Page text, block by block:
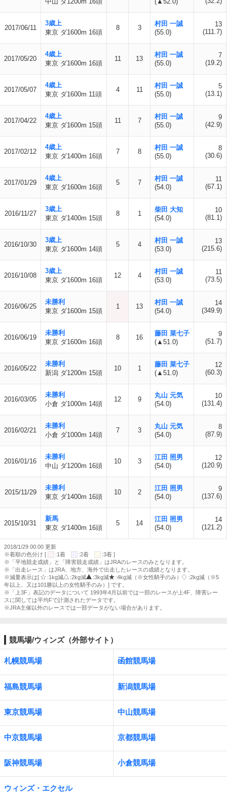
2017/06/11
3歳上
東京 ダ1600m 16頭
8 3
村田 一誠
(55.0)
13
(111.7)
2017/05/20
4歳上
東京 ダ1600m 16頭
11 13
村田 一誠
(55.0)
7
(19.2)
2017/05/07
4歳上
東京 ダ1600m 11頭
4 11
村田 一誠
(55.0)
5
(13.1)
2017/04/22
4歳上
東京 ダ1600m 15頭
11 7
村田 一誠
(55.0)
9
(42.9)
2017/02/12
4歳上
東京 ダ1400m 16頭
7 8
村田 一誠
(55.0)
8
(30.6)
2017/01/29
4歳上
東京 ダ1600m 16頭
5 7
村田 一誠
(54.0)
11
(67.1)
2016/11/27
3歳上
東京 ダ1400m 15頭
8 1
柴田 大知
(54.0)
10
(81.1)
2016/10/30
3歳上
東京 ダ1600m 14頭
5 4
村田 一誠
(53.0)
13
(215.6)
2016/10/08
3歳上
東京 ダ1600m 16頭
12 4
村田 一誠
(53.0)
11
(73.5)
2016/06/25
未勝利
東京 ダ1600m 15頭
1 13
村田 一誠
(54.0)
14
(349.9)
2016/06/19
未勝利
東京 ダ1600m 16頭
8 16
藤田 菜七子
(▲51.0)
9
(51.7)
2016/05/22
未勝利
新潟 ダ1200m 15頭
10 1
藤田 菜七子
(▲51.0)
12
(60.3)
2016/03/05
未勝利
小倉 ダ1000m 14頭
12 9
丸山 元気
(54.0)
10
(131.4)
2016/02/21
未勝利
小倉 ダ1000m 14頭
7 3
丸山 元気
(54.0)
8
(87.9)
2016/01/16
未勝利
中山 ダ1200m 16頭
10 3
江田 照男
(54.0)
12
(120.9)
2015/11/29
未勝利
東京 ダ1400m 16頭
10 2
江田 照男
(54.0)
9
(137.6)
2015/10/31
新馬
東京 ダ1400m 16頭
5 14
江田 照男
(54.0)
14
(121.2)
2018/1/29 00:00 更新
※着順の色分け [
:1着 :2着
:3着 ]
※「平地競走成績」と「障害競走成績」はJRAのレースのみとなります。
※「出走レース」はJRA、地方、海外で出走したレースの成績となります。
※減量表示は[
:1kg減 :2kg減 :3kg減 :4kg減（※女性騎手のみ）
:2kg減（※5
年以上、又は101勝以上の女性騎手のみ）] です。
※「上3F」表記のデータについて 1993年4月以前では一部のレースが上4F、障害レー
スに関しては平均Fで計測されたデータです。
※JRA主催以外のレースでは一部データがない場合があります。
競馬場/ウィンズ（外部サイト）
札幌競馬場 函館競馬場
福島競馬場 新潟競馬場
東京競馬場 中山競馬場
中京競馬場 京都競馬場
阪神競馬場 小倉競馬場
ウィンズ・エクセル